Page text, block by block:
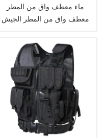
ماء معطف واق من المطر
معطف واق من المطر الجيش